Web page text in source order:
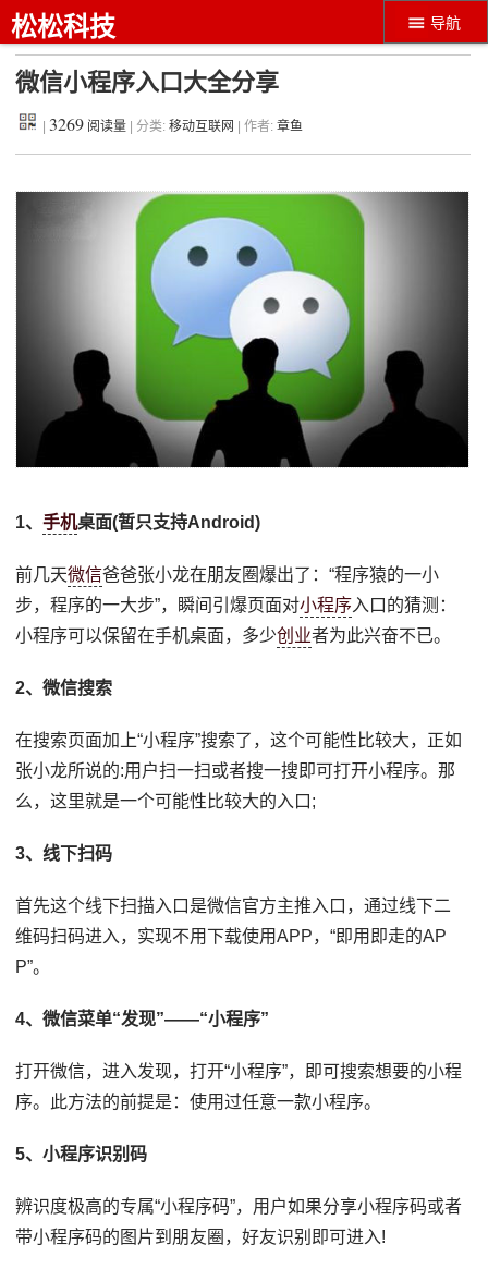
导航
松松科技
微信小程序入口大全分享
3269 阅读量 | 分类:移动互联网 | 作者:章鱼
1、手机桌面(暂只支持Android)
前几天微信爸爸张小龙在朋友圈爆出了：“程序猿的一小
步，程序的一大步”，瞬间引爆页面对小程序入口的猜测：
小程序可以保留在手机桌面，多少创业者为此兴奋不已。
2、微信搜索
在搜索页面加上“小程序”搜索了，这个可能性比较大，正如
张小龙所说的:用户扫一扫或者搜一搜即可打开小程序。那
么，这里就是一个可能性比较大的入口;
3、线下扫码
首先这个线下扫描入口是微信官方主推入口，通过线下二
维码扫码进入，实现不用下载使用APP，“即用即走的AP
P”。
4、微信菜单“发现”——“小程序”
打开微信，进入发现，打开“小程序”，即可搜索想要的小程
序。此方法的前提是：使用过任意一款小程序。
5、小程序识别码
辨识度极高的专属“小程序码”，用户如果分享小程序码或者
带小程序码的图片到朋友圈，好友识别即可进入!